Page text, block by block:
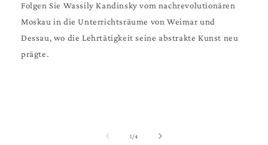
Folgen Sie Wassily Kandinsky vom nachrevolutionären
Moskau in die Unterrichtsräume von Weimar und
Dessau, wo die Lehrtätigkeit seine abstrakte Kunst neu
prägte.
1/von
4